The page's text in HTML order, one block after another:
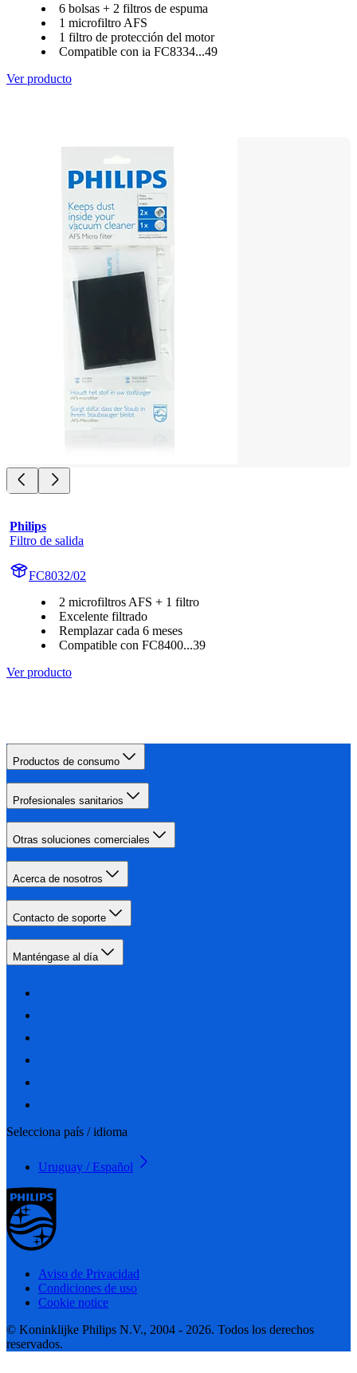
6 bolsas + 2 filtros de espuma
1 microfiltro AFS
1 filtro de protección del motor
Compatible con ia FC8334...49
Ver producto
Philips
Filtro de salida
FC8032/02
2 microfiltros AFS + 1 filtro
Excelente filtrado
Remplazar cada 6 meses
Compatible con FC8400...39
Ver producto
Productos de consumo
Profesionales sanitarios
Otras soluciones comerciales
Acerca de nosotros
Contacto de soporte
Manténgase al día
Selecciona país / idioma
Uruguay / Español
Aviso de Privacidad
Condiciones de uso
Cookie notice
© Koninklijke Philips N.V., 2004 - 2026. Todos los derechos
reservados.